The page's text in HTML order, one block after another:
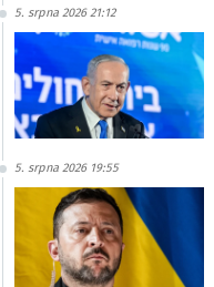
5. srpna 2026 21:12
5. srpna 2026 19:55